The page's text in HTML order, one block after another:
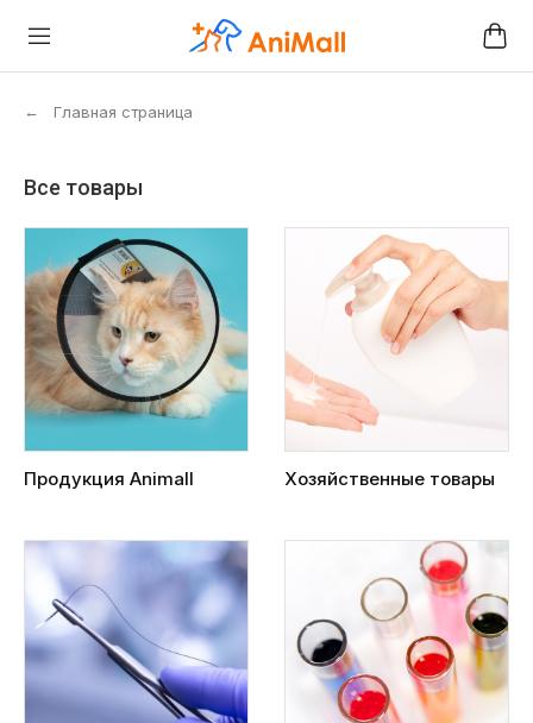
← Главная страница
Все товары
Продукция Animall Хозяйственные товары